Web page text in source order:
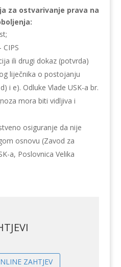
za ostvarivanje prava na
ili drugi dokaz (potvrda)
liječnika o postojanju
i e). Odluke Vlade USK-a br.
mora biti vidljiva i
osiguranje da nije
osnovu (Zavod za
a, Poslovnica Velika
ZAHTJEV